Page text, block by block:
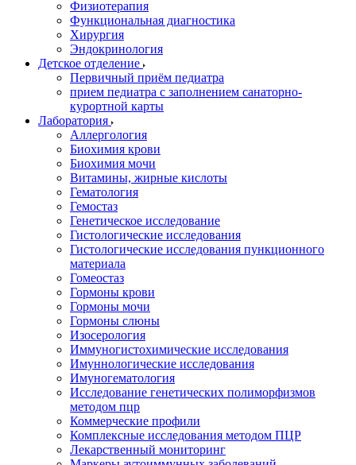
Физиотерапия
Функциональная диагностика
Хирургия
Эндокринология
Детское отделение
Первичный приём педиатра
прием педиатра с заполнением санаторно-
курортной карты
Лаборатория
Аллергология
Биохимия крови
Биохимия мочи
Витамины, жирные кислоты
Гематология
Гемостаз
Генетическое исследование
Гистологические исследования
Гистологические исследования пункционного
материала
Гомеостаз
Гормоны крови
Гормоны мочи
Гормоны слюны
Изосерология
Иммуногистохимические исследования
Имуннологические исследования
Имуногематология
Исследование генетических полиморфизмов
методом пцр
Коммерческие профили
Комплексные исследования методом ПЦР
Лекарственный мониторинг